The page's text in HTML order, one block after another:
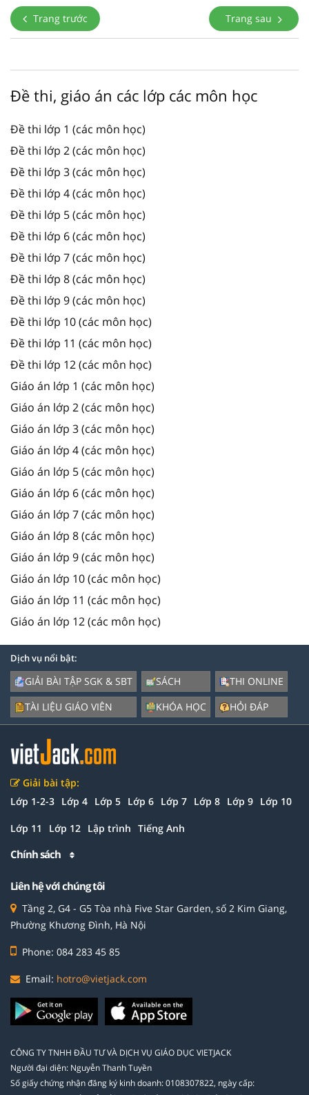
Trang trước Trang sau
Đề thi, giáo án các lớp các môn học
Đề thi lớp 1 (các môn học)
Đề thi lớp 2 (các môn học)
Đề thi lớp 3 (các môn học)
Đề thi lớp 4 (các môn học)
Đề thi lớp 5 (các môn học)
Đề thi lớp 6 (các môn học)
Đề thi lớp 7 (các môn học)
Đề thi lớp 8 (các môn học)
Đề thi lớp 9 (các môn học)
Đề thi lớp 10 (các môn học)
Đề thi lớp 11 (các môn học)
Đề thi lớp 12 (các môn học)
Giáo án lớp 1 (các môn học)
Giáo án lớp 2 (các môn học)
Giáo án lớp 3 (các môn học)
Giáo án lớp 4 (các môn học)
Giáo án lớp 5 (các môn học)
Giáo án lớp 6 (các môn học)
Giáo án lớp 7 (các môn học)
Giáo án lớp 8 (các môn học)
Giáo án lớp 9 (các môn học)
Giáo án lớp 10 (các môn học)
Giáo án lớp 11 (các môn học)
Giáo án lớp 12 (các môn học)
Dịch vụ nổi bật:
GIẢI BÀI TẬP SGK & SBT
TÀI LIỆU GIÁO VIÊN
SÁCH
KHÓA HỌC
THI ONLINE
HỎI ĐÁP
Giải bài tập:
Lớp 1-2-3 Lớp 4 Lớp 5 Lớp 6 Lớp 7 Lớp 8 Lớp 9 Lớp 10
Lớp 11 Lớp 12 Lập trình Tiếng Anh
Chính sách
Liên hệ với chúng tôi
Tầng 2, G4 - G5 Tòa nhà Five Star Garden, số 2 Kim Giang,
Phường Khương Đình, Hà Nội
Phone: 084 283 45 85
Email: hotro@vietjack.com
CÔNG TY TNHH ĐẦU TƯ VÀ DỊCH VỤ GIÁO DỤC VIETJACK
Người đại diện: Nguyễn Thanh Tuyền
Số giấy chứng nhận đăng ký kinh doanh: 0108307822, ngày cấp: